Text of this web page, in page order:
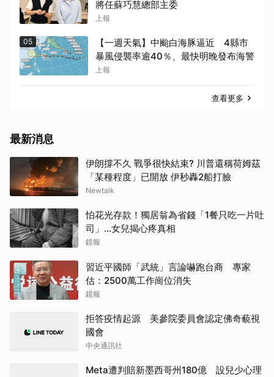
將任蘇巧慧總部主委
上報
05
【一週天氣】中颱白海豚逼近 4縣市
暴風侵襲率逾40％、最快明晚發布海警
上報
查看更多
最新消息
伊朗撐不久 戰爭很快結束? 川普還稱荷姆茲
「某種程度」已開放 伊秒轟2船打臉
Newtalk
怕花光存款！獨居翁為省錢「1餐只吃一片吐
司」...女兒揭心疼真相
鏡報
習近平國師「武統」言論嚇跑台商 專家
估：2500萬工作崗位消失
鏡報
拒答疫情起源 美參院委員會認定佛奇藐視
國會
中央通訊社
Meta遭判賠新墨西哥州180億 設兒少心理